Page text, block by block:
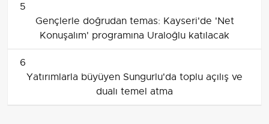
5
Gençlerle doğrudan temas: Kayseri'de 'Net
Konuşalım' programına Uraloğlu katılacak
6
Yatırımlarla büyüyen Sungurlu'da toplu açılış ve
dualı temel atma